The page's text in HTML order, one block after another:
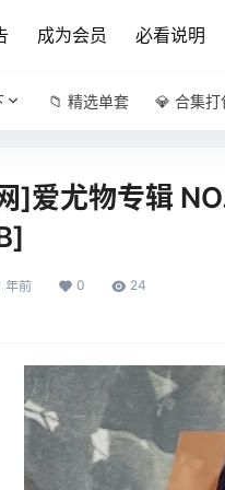
成为会员 必看说明
📁 精选单套 💎 合集打
]爱尤物专辑
年前 0 24